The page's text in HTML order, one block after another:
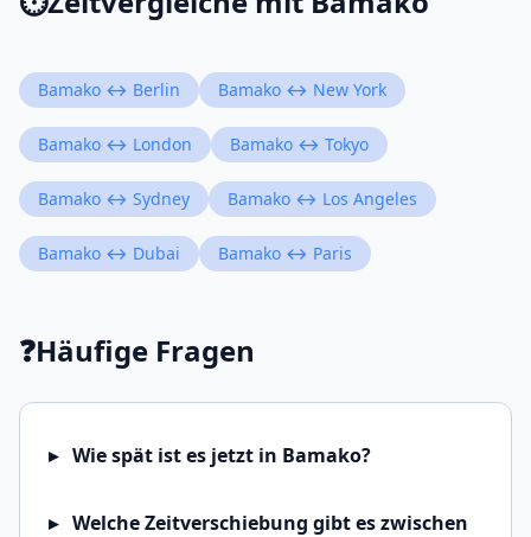
Bamako ↔ Berlin Bamako ↔ New York
Bamako ↔ London Bamako ↔ Tokyo
Bamako ↔ Sydney Bamako ↔ Los Angeles
Bamako ↔ Dubai Bamako ↔ Paris
❓Häufige Fragen
Wie spät ist es jetzt in Bamako?
Welche Zeitverschiebung gibt es zwischen